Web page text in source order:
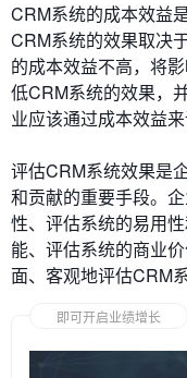
CRM系统的成本效益
CRM系统的效果取决
的成本效益不高，将
低CRM系统的效果，
业应该通过成本效益
评估CRM系统效果是
和贡献的重要手段。
性、评估系统的易用
能、评估系统的商业
面、客观地评估CRM
即可开启业绩增长